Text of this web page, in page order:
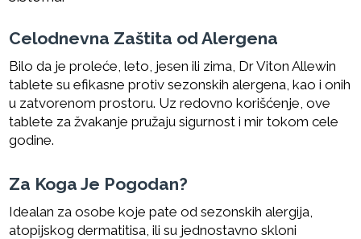
Celodnevna Zaštita od Alergena
Bilo da je proleće, leto, jesen ili zima, Dr Viton Allewin
tablete su efikasne protiv sezonskih alergena, kao i onih
u zatvorenom prostoru. Uz redovno korišćenje, ove
tablete za žvakanje pružaju sigurnost i mir tokom cele
godine.
Za Koga Je Pogodan?
Idealan za osobe koje pate od sezonskih alergija,
atopijskog dermatitisa, ili su jednostavno skloni